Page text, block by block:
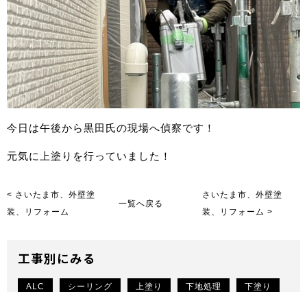
今日は午後から黒田氏の現場へ偵察です！
元気に上塗りを行っていました！
< さいたま市、外壁塗
装、リフォーム
さいたま市、外壁塗
装、リフォーム >
一覧へ戻る
工事別にみる
ALC シーリング 上塗り 下地処理 下塗り